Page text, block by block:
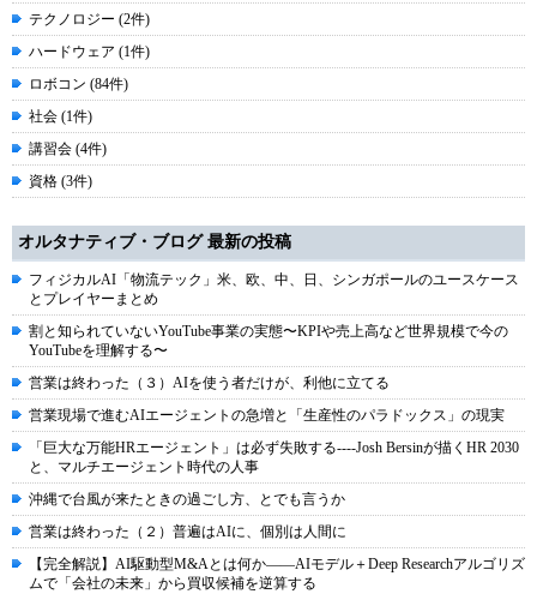
テクノロジー (2件)
ハードウェア (1件)
ロボコン (84件)
社会 (1件)
講習会 (4件)
資格 (3件)
オルタナティブ・ブログ 最新の投稿
フィジカルAI「物流テック」米、欧、中、日、シンガポールのユースケース
とプレイヤーまとめ
割と知られていないYouTube事業の実態〜KPIや売上高など世界規模で今の
YouTubeを理解する〜
営業は終わった（３）AIを使う者だけが、利他に立てる
営業現場で進むAIエージェントの急増と「生産性のパラドックス」の現実
「巨大な万能HRエージェント」は必ず失敗する----Josh Bersinが描くHR 2030
と、マルチエージェント時代の人事
沖縄で台風が来たときの過ごし方、とでも言うか
営業は終わった（２）普遍はAIに、個別は人間に
【完全解説】AI駆動型M&Aとは何か――AIモデル＋Deep Researchアルゴリズ
ムで「会社の未来」から買収候補を逆算する